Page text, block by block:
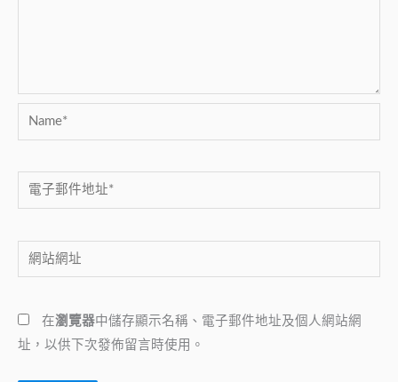
Name*
電
子
件
地
*
網
站
址
在瀏覽器中儲存顯示名稱、電子郵件地址及個人網站網
址，以供下次發佈留言時使用。